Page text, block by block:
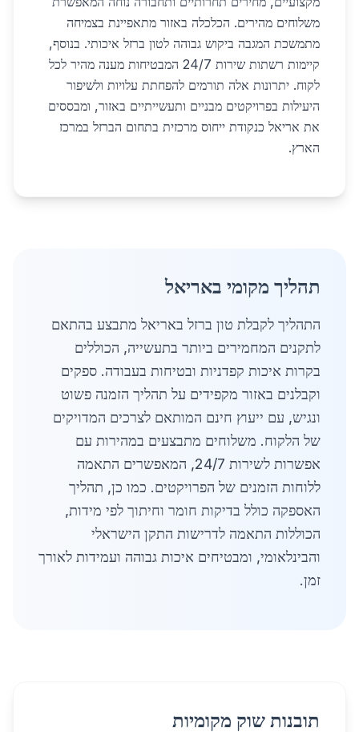
משלוחים מהירים. הכלכלה באזור מתאפיינת בצמיחה
מתמשכת המגבה ביקוש גבוהה לטון ברזל איכותי. בנוסף,
קיימות רשתות שירות 24/7 המבטיחות מענה מהיר לכל
לקוח. יתרונות אלה תורמים להפחתת עלויות ולשיפור
היעילות בפרויקטים מבניים ותעשייתיים באזור, ומבססים
את אריאל כנקודת ייחוס מרכזית בתחום הברזל במרכז
הארץ.
תהליך מקומי באריאל
התהליך לקבלת טון ברזל באריאל מתבצע בהתאם
לתקנים המחמירים ביותר בתעשייה, הכוללים
בקרות איכות קפדניות ובטיחות בעבודה. ספקים
וקבלנים באזור מקפידים על תהליך הזמנה פשוט
ונגיש, עם ייעוץ חינם המותאם לצרכים המדויקים
של הלקוח. משלוחים מתבצעים במהירות עם
אפשרות לשירות 24/7, המאפשרים התאמה
ללוחות הזמנים של הפרויקטים. כמו כן, תהליך
האספקה כולל בדיקות חומר וחיתוך לפי מידות,
הכוללות התאמה לדרישות התקן הישראלי
והבינלאומי, ומבטיחים איכות גבוהה ועמידות לאורך
זמן.
תובנות שוק מקומיות